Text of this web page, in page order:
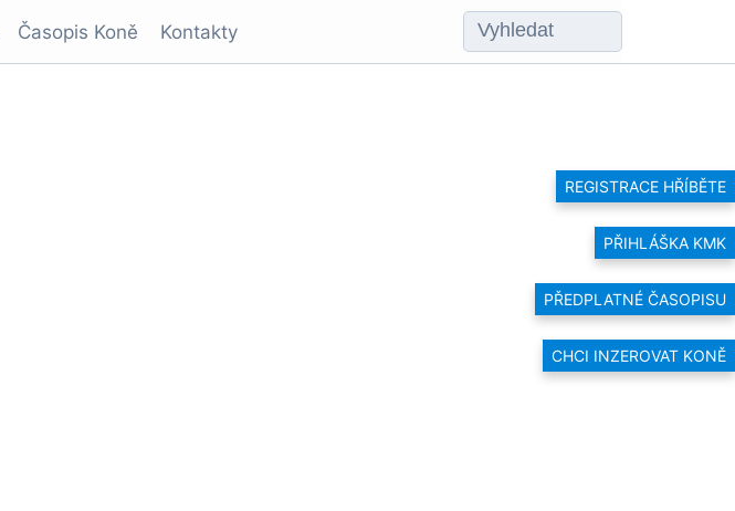
REGISTRACE HŘÍBĚTE
PŘIHLÁŠKA KMK
PŘEDPLATNÉ ČASOPISU
CHCI INZEROVAT KONĚ
Časopis Koně Kontakty